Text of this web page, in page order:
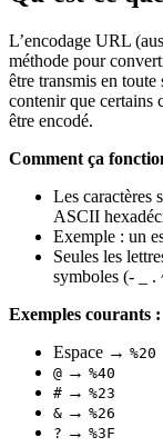
L’encodage URL
méthode pour
être transmis en
contenir que certains
être encodé.
Comment ça
Les caractères
ASCII
Exemple : un
Seules les
symboles (- _ .
Exemples courants :
Espace → %20
@ → %40
# → %23
& → %26
? → %3F